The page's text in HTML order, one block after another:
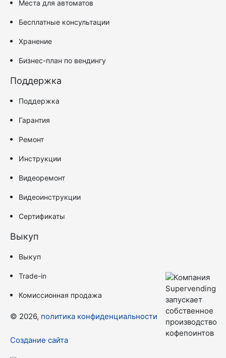
Места для автоматов
Бесплатные консультации
Хранение
Бизнес-план по вендингу
Поддержка
Поддержка
Гарантия
Ремонт
Инструкции
Видеоремонт
Видеоинструкции
Сертификаты
Выкуп
Выкуп
Trade-in
Комиссионная продажа
© 2026, политика конфиденциальности
Создание сайта